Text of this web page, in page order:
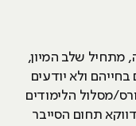
מתחיל שלב המיון,
ולא יודעים
מסלול הלימודים
תחום הסייבר